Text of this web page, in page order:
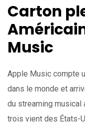
Carton
Music
Apple Music compte
dans le monde et
du streaming musical
trois vient des États-